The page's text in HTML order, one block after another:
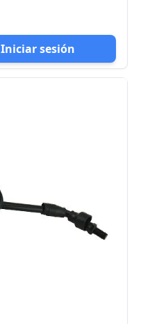
Iniciar sesión